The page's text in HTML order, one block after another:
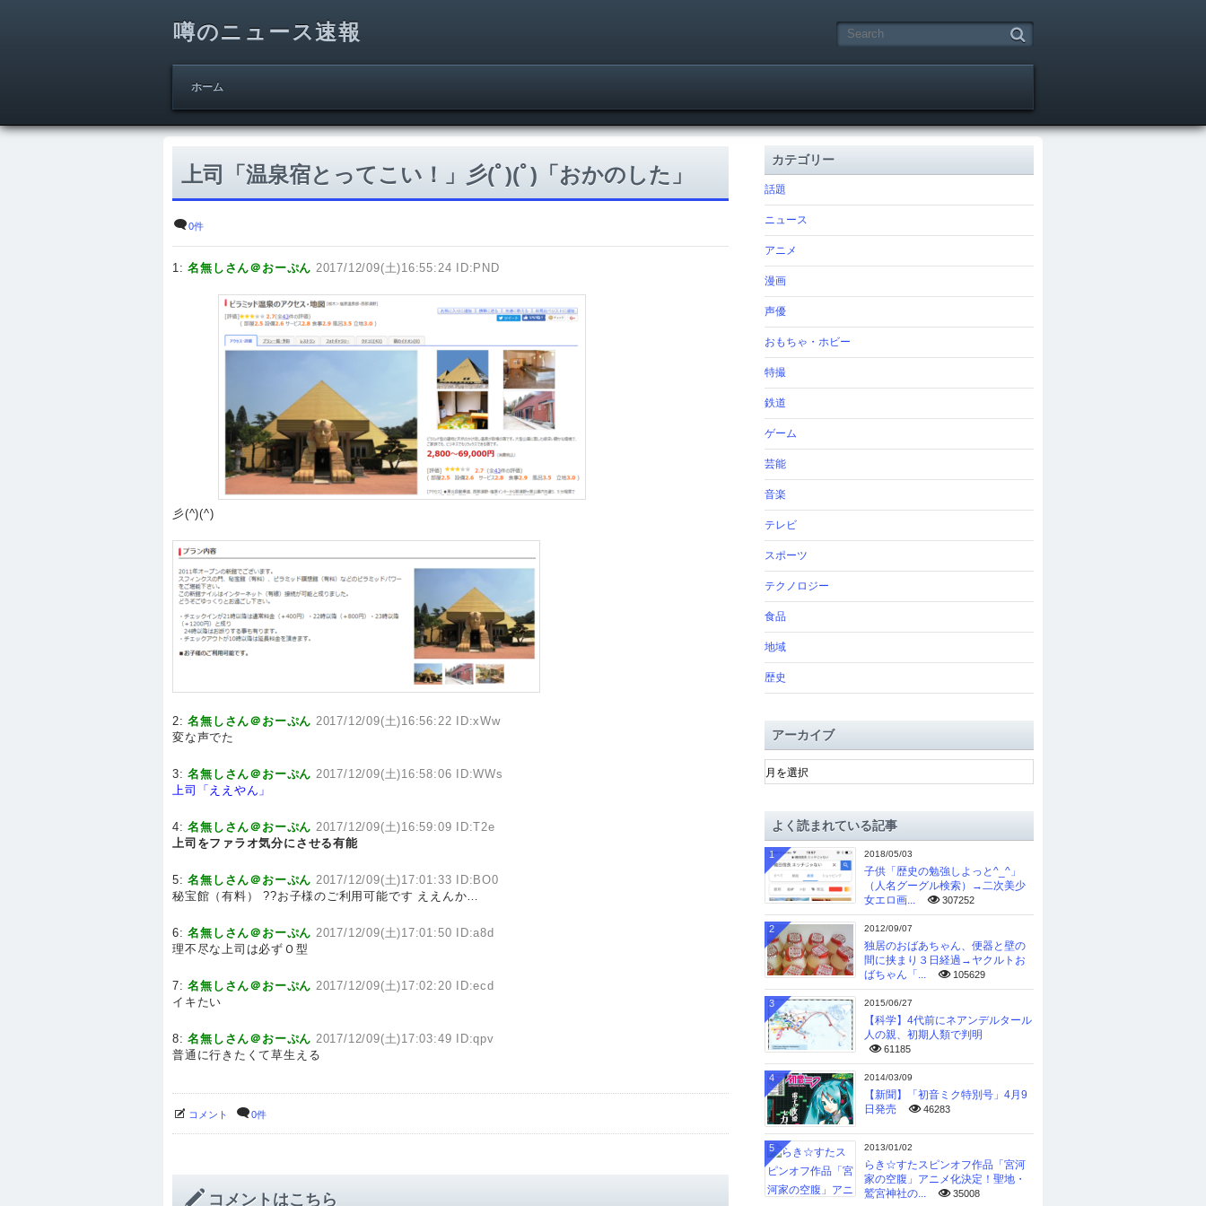
噂のニュース速報
ホーム
上司「温泉宿とってこい！」彡(ﾟ)(ﾟ)「おかのした」
0件
1:名無しさん＠おーぷん 2017/12/09(土)16:55:24 ID:PND
彡(^)(^)
2:名無しさん＠おーぷん 2017/12/09(土)16:56:22 ID:xWw
変な声でた
3:名無しさん＠おーぷん 2017/12/09(土)16:58:06 ID:WWs
上司「ええやん」
4:名無しさん＠おーぷん 2017/12/09(土)16:59:09 ID:T2e
上司をファラオ気分にさせる有能
5:名無しさん＠おーぷん 2017/12/09(土)17:01:33 ID:BO0
秘宝館（有料） ??お子様のご利用可能です ええんか…
6:名無しさん＠おーぷん 2017/12/09(土)17:01:50 ID:a8d
理不尽な上司は必ずＯ型
7:名無しさん＠おーぷん 2017/12/09(土)17:02:20 ID:ecd
イキたい
8:名無しさん＠おーぷん 2017/12/09(土)17:03:49 ID:qpv
普通に行きたくて草生える
コメント 0件
コメントはこちら
カテゴリー
話題
ニュース
アニメ
漫画
声優
おもちゃ・ホビー
特撮
鉄道
ゲーム
芸能
音楽
テレビ
スポーツ
テクノロジー
食品
地域
歴史
アーカイブ
ア
ー
ブよく読まれている記事
2018/05/03
子供「歴史の勉強しよっと^_^」
（人名グーグル検索）→二次美少
女エロ画...
307252
1
2012/09/07
独居のおばあちゃん、便器と壁の
間に挟まり３日経過→ヤクルトお
ばちゃん「...
105629
2
2015/06/27
【科学】4代前にネアンデルタール
人の親、初期人類で判明
61185
3
2014/03/09
【新聞】「初音ミク特別号」4月9
日発売
46283
4
2013/01/02
らき☆すたスピンオフ作品「宮河
家の空腹」アニメ化決定！聖地・
鷲宮神社の...
35008
5